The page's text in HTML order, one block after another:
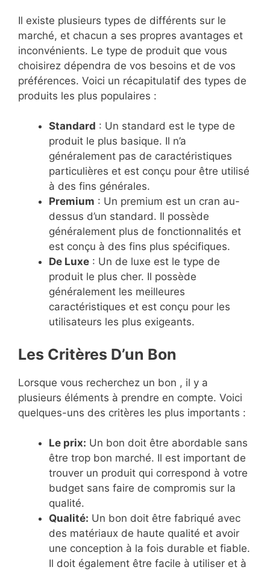
Il existe plusieurs types de différents sur le
marché, et chacun a ses propres avantages et
inconvénients. Le type de produit que vous
choisirez dépendra de vos besoins et de vos
préférences. Voici un récapitulatif des types de
produits les plus populaires :
Standard : Un standard est le type de
produit le plus basique. Il n’a
généralement pas de caractéristiques
particulières et est conçu pour être utilisé
à des fins générales.
Premium : Un premium est un cran au-
dessus d’un standard. Il possède
généralement plus de fonctionnalités et
est conçu à des fins plus spécifiques.
De Luxe : Un de luxe est le type de
produit le plus cher. Il possède
généralement les meilleures
caractéristiques et est conçu pour les
utilisateurs les plus exigeants.
Les Critères D’un Bon
Lorsque vous recherchez un bon , il y a
plusieurs éléments à prendre en compte. Voici
quelques-uns des critères les plus importants :
Le prix: Un bon doit être abordable sans
être trop bon marché. Il est important de
trouver un produit qui correspond à votre
budget sans faire de compromis sur la
qualité.
Qualité: Un bon doit être fabriqué avec
des matériaux de haute qualité et avoir
une conception à la fois durable et fiable.
Il doit également être facile à utiliser et à